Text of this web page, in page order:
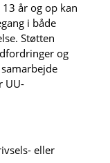
år og op kan
i både
Støtten
og
UU-
eller